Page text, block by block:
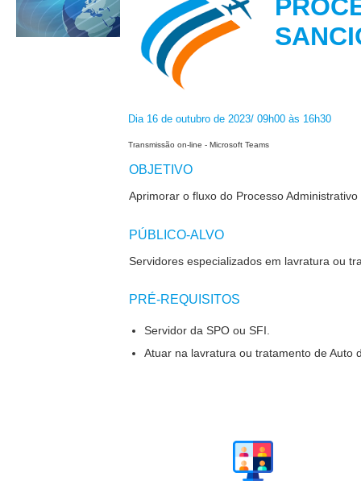
Dia 16 de outubro de 2023/ 09h00 às 16h30
Transmissão on-line - Microsoft Teams
OBJETIVO
Aprimorar o fluxo do Processo
PÚBLICO-ALVO
Servidores especializados em lavratura ou
PRÉ-REQUISITOS
Servidor da SPO ou SFI.
Atuar na lavratura ou tratamento de Auto